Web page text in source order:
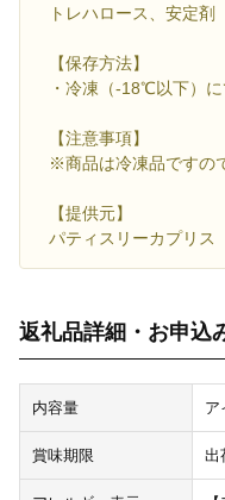
トレハロース、安定剤
【保存方法】
・冷凍（-18℃以下）
【注意事項】
※商品は冷凍品ですの
【提供元】
パティスリーカプリス
返礼品詳細・お申込
内容量 ア
賞味期限 出